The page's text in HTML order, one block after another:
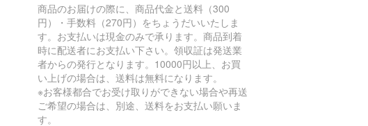
商品のお届けの際に、商品代金と送料（300
円）・手数料（270円）をちょうだいいたしま
す。お支払いは現金のみで承ります。商品到着
時に配送者にお支払い下さい。領収証は発送業
者からの発行となります。10000円以上、お買
い上げの場合は、送料は無料になります。
※お客様都合でお受け取りができない場合や再送
ご希望の場合は、別途、送料をお支払い願いま
す。